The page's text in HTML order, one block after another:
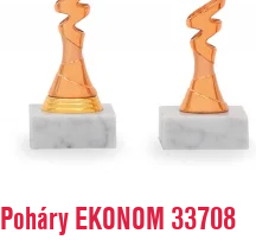
Poháry EKONOM 33708